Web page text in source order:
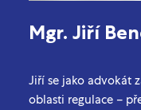
Mgr. Jiří
Jiří se jako advokát
oblasti regulace –